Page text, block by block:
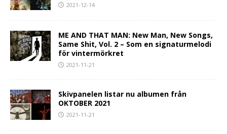
2021-12-14
ME AND THAT MAN: New Man, New Songs,
Same Shit, Vol. 2 – Som en signaturmelodi
för vintermörkret
2021-11-21
Skivpanelen listar nu albumen från
OKTOBER 2021
2021-11-21